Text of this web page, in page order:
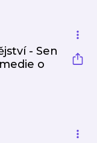
- Sen
o